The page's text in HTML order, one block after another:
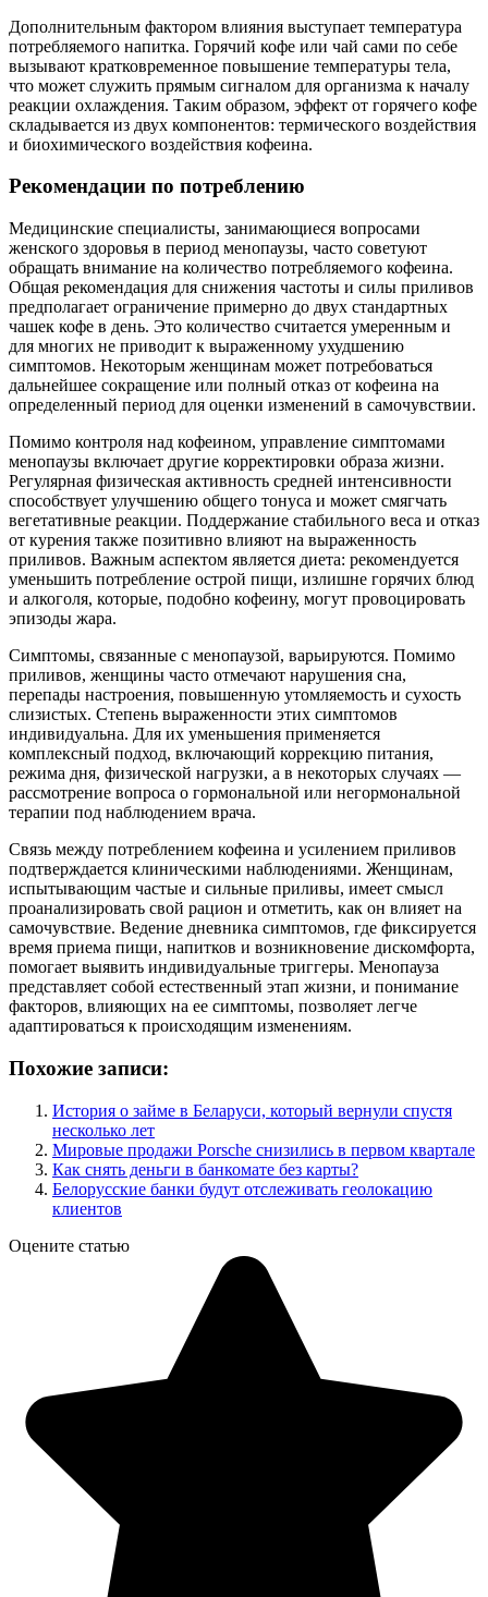
Дополнительным фактором влияния выступает температура
потребляемого напитка. Горячий кофе или чай сами по себе
вызывают кратковременное повышение температуры тела,
что может служить прямым сигналом для организма к началу
реакции охлаждения. Таким образом, эффект от горячего кофе
складывается из двух компонентов: термического воздействия
и биохимического воздействия кофеина.
Рекомендации по потреблению
Медицинские специалисты, занимающиеся вопросами
женского здоровья в период менопаузы, часто советуют
обращать внимание на количество потребляемого кофеина.
Общая рекомендация для снижения частоты и силы приливов
предполагает ограничение примерно до двух стандартных
чашек кофе в день. Это количество считается умеренным и
для многих не приводит к выраженному ухудшению
симптомов. Некоторым женщинам может потребоваться
дальнейшее сокращение или полный отказ от кофеина на
определенный период для оценки изменений в самочувствии.
Помимо контроля над кофеином, управление симптомами
менопаузы включает другие корректировки образа жизни.
Регулярная физическая активность средней интенсивности
способствует улучшению общего тонуса и может смягчать
вегетативные реакции. Поддержание стабильного веса и отказ
от курения также позитивно влияют на выраженность
приливов. Важным аспектом является диета: рекомендуется
уменьшить потребление острой пищи, излишне горячих блюд
и алкоголя, которые, подобно кофеину, могут провоцировать
эпизоды жара.
Симптомы, связанные с менопаузой, варьируются. Помимо
приливов, женщины часто отмечают нарушения сна,
перепады настроения, повышенную утомляемость и сухость
слизистых. Степень выраженности этих симптомов
индивидуальна. Для их уменьшения применяется
комплексный подход, включающий коррекцию питания,
режима дня, физической нагрузки, а в некоторых случаях —
рассмотрение вопроса о гормональной или негормональной
терапии под наблюдением врача.
Связь между потреблением кофеина и усилением приливов
подтверждается клиническими наблюдениями. Женщинам,
испытывающим частые и сильные приливы, имеет смысл
проанализировать свой рацион и отметить, как он влияет на
самочувствие. Ведение дневника симптомов, где фиксируется
время приема пищи, напитков и возникновение дискомфорта,
помогает выявить индивидуальные триггеры. Менопауза
представляет собой естественный этап жизни, и понимание
факторов, влияющих на ее симптомы, позволяет легче
адаптироваться к происходящим изменениям.
Похожие записи:
История о займе в Беларуси, который вернули спустя
несколько лет
Мировые продажи Porsche снизились в первом квартале
Как снять деньги в банкомате без карты?
Белорусские банки будут отслеживать геолокацию
клиентов
Оцените статью